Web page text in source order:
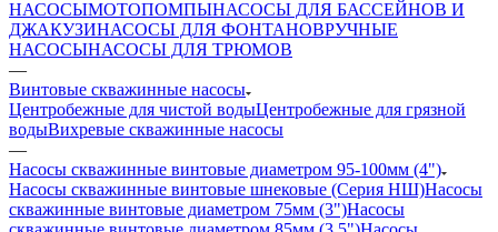
НАСОСЫМОТОПОМПЫНАСОСЫ ДЛЯ БАССЕЙНОВ И
ДЖАКУЗИНАСОСЫ ДЛЯ ФОНТАНОВРУЧНЫЕ
НАСОСЫНАСОСЫ ДЛЯ ТРЮМОВ
—
Винтовые скважинные насосы
Центробежные для чистой водыЦентробежные для грязной
водыВихревые скважинные насосы
—
Насосы скважинные винтовые диаметром 95-100мм (4")
Насосы скважинные винтовые шнековые (Серия НШ)Насосы
скважинные винтовые диаметром 75мм (3")Насосы